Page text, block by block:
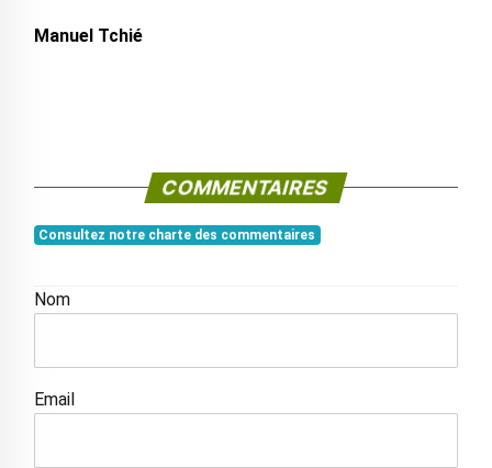
Manuel Tchié
COMMENTAIRES
Consultez notre charte des commentaires
Nom
Email